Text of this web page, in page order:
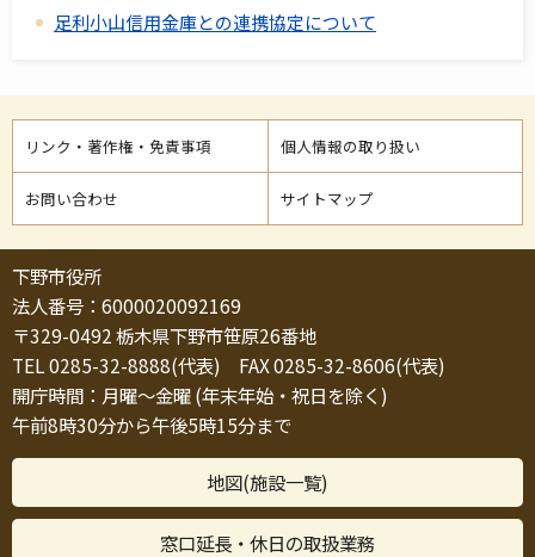
足利小山信用金庫との連携協定について
リンク・著作権・免責事項 個人情報の取り扱い
お問い合わせ サイトマップ
下野市役所
法人番号：6000020092169
〒329-0492 栃木県下野市笹原26番地
TEL 0285-32-8888(代表) FAX 0285-32-8606(代表)
開庁時間：月曜～金曜 (年末年始・祝日を除く)
午前8時30分から午後5時15分まで
地図(施設一覧)
窓口延長・休日の取扱業務